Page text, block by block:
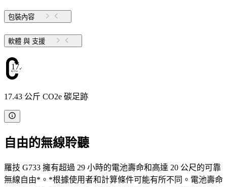
包裝內容
軟體 與 支援
17.43
17.43 公斤 CO2e 碳足跡
自由的無線聆聽
羅技 G733 擁有超過 29 小時的電池壽命和高達 20 公尺的可靠
無線自由*。*根據使用者和計算條件可能有所不同。電池壽命